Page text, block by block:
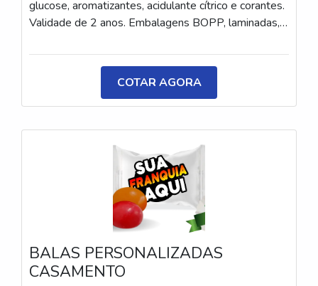
glucose, aromatizantes, acidulante cítrico e corantes.
Validade de 2 anos. Embalagens BOPP, laminadas,
ou P&B em alta qualidade, tinta atóxica. Medida: 5 ×
diferentes tipos (balas, gomas, chicletes, recheadas
e pastilhas). Produto sem glúten.
COTAR AGORA
BALAS PERSONALIZADAS
CASAMENTO